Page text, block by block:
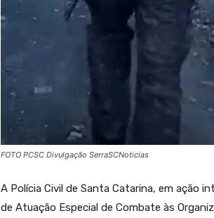
FOTO PCSC Divulgação SerraSCNoticias
A Polícia Civil de Santa Catarina, em ação
de Atuação Especial de Combate às